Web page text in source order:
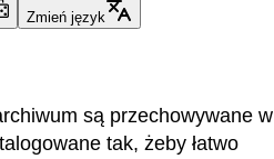
Zmień język
są przechowywane w
tak, żeby łatwo